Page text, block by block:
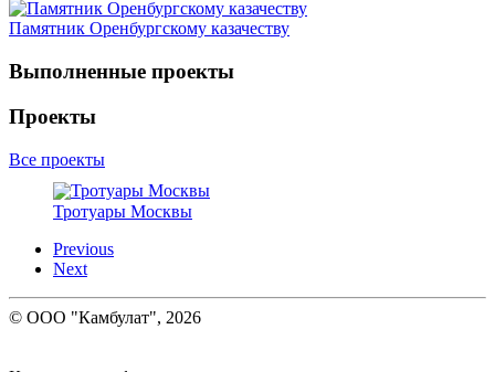
Памятник Оренбургскому казачеству
Выполненные проекты
Проекты
Все проекты
Тротуары Москвы
Previous
Next
© ООО "Камбулат", 2026